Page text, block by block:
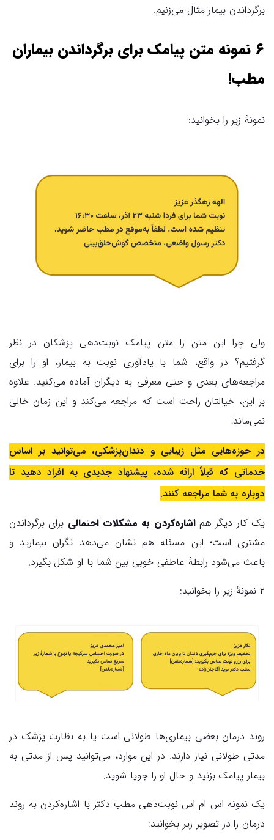
برگرداندن بیمار مثال می‌زنیم.
۶ نمونه متن پیامک برای برگرداندن بیماران
مطب!
نمونهٔ زیر را بخوانید:
ولی چرا این متن را متن پیامک نوبت‌دهی پزشکان در نظر
گرفتیم؟ در واقع، شما با یادآوری نوبت به بیمار، او را برای
مراجعه‌های بعدی و حتی معرفی به دیگران آماده می‌کنید. علاوه
بر این، خیالتان راحت است که مراجعه می‌کند و این زمان خالی
نمی‌ماند!
در حوزه‌هایی مثل زیبایی و دندان‌پزشکی، می‌توانید بر اساس
خدماتی که قبلاً ارائه شده، پیشنهاد جدیدی به افراد دهید تا
دوباره به شما مراجعه کنند.
یک کار دیگر هماشاره‌کردن به مشکلات احتمالی برای برگرداندن
مشتری است؛ این مسئله هم نشان می‌دهد نگران بیمارید و
باعث می‌شود رابطهٔ عاطفی خوبی بین شما با او شکل بگیرد.
۲ نمونهٔ زیر را بخوانید:
روند درمان بعضی بیماری‌ها طولانی است یا به نظارت پزشک در
مدتی طولانی نیاز دارند. در این موارد، می‌توانید پس از مدتی به
بیمار پیامک بزنید و حال او را جویا شوید.
یک نمونه اس ام اس نوبت‌دهی مطب دکتر با اشاره‌کردن به روند
درمان را در تصویر زیر بخوانید: